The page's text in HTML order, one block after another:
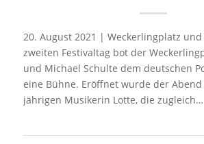
20. August 2021 | Weckerlingplatz und
zweiten Festivaltag bot der
und Michael Schulte dem deutschen
eine Bühne. Eröffnet wurde der Abend
jährigen Musikerin Lotte, die zugleich…